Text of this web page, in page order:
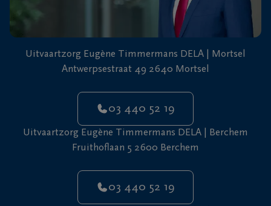
Uitvaartzorg Eugène Timmermans DELA | Mortsel
Antwerpsestraat 49 2640 Mortsel
03 440 52 19
Uitvaartzorg Eugène Timmermans DELA | Berchem
Fruithoflaan 5 2600 Berchem
03 440 52 19